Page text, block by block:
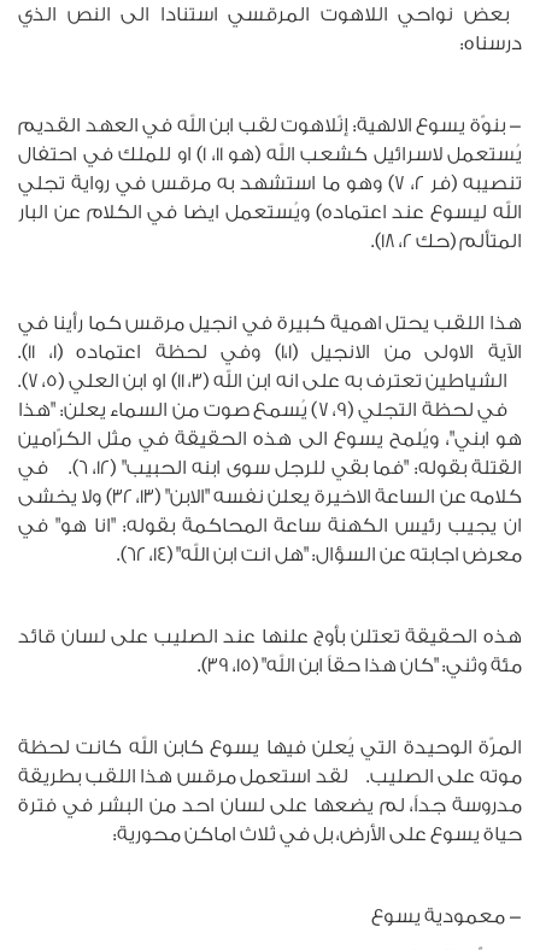
بعض نواحي اللاهوت المرقسي استنادا الى النص الذي
درسناه:
- بنوّة يسوع الالهية: إنّلاهوت لقب ابن الله في العهد القديم
يُستعمل لاسرائيل كشعب الله (هو 11، 1) او للملك في احتفال
تنصيبه (فر 2، 7) وهو ما استشهد به مرقس في رواية تجلي
الله ليسوع عند اعتماده) ويُستعمل ايضا في الكلام عن البار
المتألم (حك 2، 18).
هذا اللقب يحتل اهمية كبيرة في انجيل مرقس كما رأينا في
الآية الاولى من الانجيل (1،1) وفي لحظة اعتماده (1، 11).
الشياطين تعترف به على انه ابن الله (3، 11) او ابن العلي (5، 7).
في لحظة التجلي (9، 7) يُسمع صوت من السماء يعلن: "هذا
هو ابني"، ويُلمح يسوع الى هذه الحقيقة في مثل الكرّامين
القتلة بقوله: "فما بقي للرجل سوى ابنه الحبيب" (12، 6). في
كلامه عن الساعة الاخيرة يعلن نفسه "الابن" (13، 32) ولا يخشى
ان يجيب رئيس الكهنة ساعة المحاكمة بقوله: "انا هو" في
معرض اجابته عن السؤال: "هل انت ابن الله" (14، 62).
هذه الحقيقة تعتلن بأوج علنها عند الصليب على لسان قائد
مئة وثني: "كان هذا حقاً ابن الله" (15، 39).
المرّة الوحيدة التي يُعلن فيها يسوع كابن الله كانت لحظة
موته على الصليب. لقد استعمل مرقس هذا اللقب بطريقة
مدروسة جداً، لم يضعها على لسان احد من البشر في فترة
حياة يسوع على الأرض، بل في ثلاث اماكن محورية:
- معمودية يسوع